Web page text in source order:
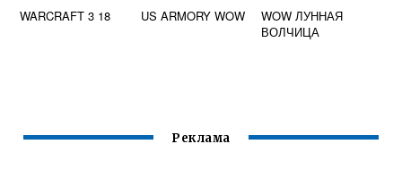
WARCRAFT 3 18 US ARMORY WOW
WOW ЛУННАЯ
ВОЛЧИЦА
Реклама